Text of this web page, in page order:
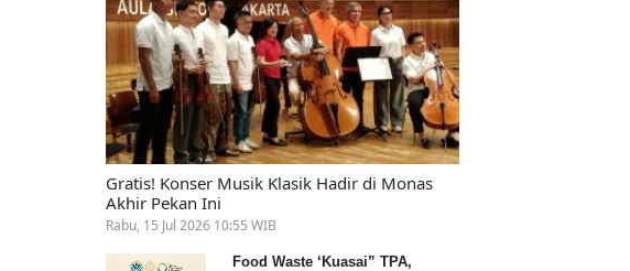
Gratis! Konser Musik Klasik Hadir di Monas
Akhir Pekan Ini
Rabu, 15 Jul 2026 10:55 WIB
Food Waste ‘Kuasai” TPA,